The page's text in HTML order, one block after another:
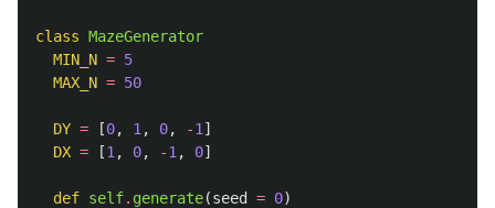
class MazeGenerator
MIN_N = 5
MAX_N = 50
DY = [0, 1 , 0, -1 ]
DX = [1 , 0, -1 , 0]
def self. generate(seed = 0)